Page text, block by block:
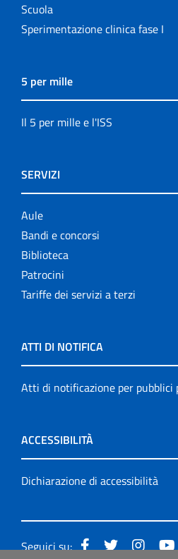
Scuola
Sperimentazione clinica fase I
5 per mille
Il 5 per mille e l'ISS
SERVIZI
Aule
Bandi e concorsi
Biblioteca
Patrocini
Tariffe dei servizi a terzi
ATTI DI NOTIFICA
Atti di notificazione per pubblici
ACCESSIBILITÀ
Dichiarazione di accessibilità
Seguici su: